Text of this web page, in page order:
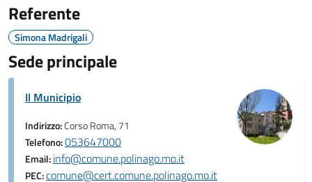
Referente
Simona Madrigali
Sede principale
Il Municipio
Indirizzo:Corso Roma, 71
Telefono:053647000
Email:info@comune.polinago.mo.it
PEC:comune@cert.comune.polinago.mo.it